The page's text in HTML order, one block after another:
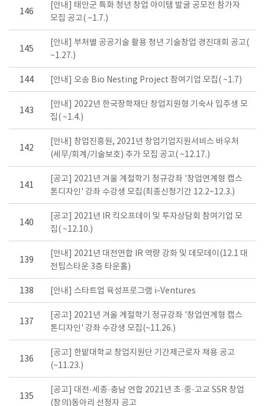
146
[안내] 태안군 특화 청년 창업 아이템 발굴 공모전 참가자
모집 공고( ~1.7.)
145
[안내] 부처별 공공기술 활용 청년 기술창업 경진대회 공고(
~1.27.)
144 [안내] 오송 Bio Nesting Project 참여기업 모집( ~1.7)
143
[안내] 2022년 한국장학재단 창업지원형 기숙사 입주생 모
집( ~1.4.)
142
[안내] 창업진흥원, 2021년 창업기업지원서비스 바우처
(세무/회계/기술보호) 추가 모집 공고( ~12.17.)
141
[공고] 2021년 겨울 계절학기 정규강좌 '창업연계형 캡스
톤디자인' 강좌 수강생 모집(최종신청기간 12.2~12.3.)
140
[공고] 2021년 IR 킥오프데이 및 투자상담회 참여기업 모
집( ~12.10.)
139
[안내] 2021년 대전연합 IR 역량 강화 및 데모데이(12.1 대
전팁스타운 3층 타운홀)
138 [안내] 스타트업 육성프로그램 i-Ventures
137
[공고] 2021년 겨울 계절학기 정규강좌 '창업연계형 캡스
톤디자인' 강좌 수강생 모집(~11.26.)
136
[공고] 한밭대학교 창업지원단 기간제근로자 채용 공고
(~11.23.)
135
[공고] 대전·세종·충남 연합 2021년 초·중·고교 SSR 창업
(창의)동아리 선정자 공고